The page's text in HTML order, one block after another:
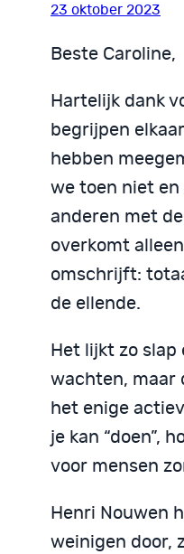
23 oktober 2023
Beste Caroline,
Hartelijk dank
begrijpen
hebben
we toen niet
anderen met
overkomt
omschrijft:
de ellende.
Het lijkt zo slap
wachten, maar
het enige
je kan “doen”,
voor mensen
Henri Nouwen
weinigen door,